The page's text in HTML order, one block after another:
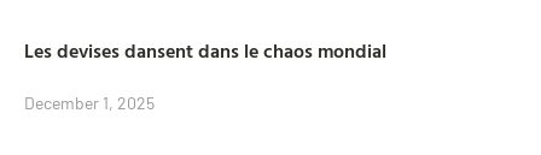
Les devises dansent dans le chaos mondial
December 1, 2025